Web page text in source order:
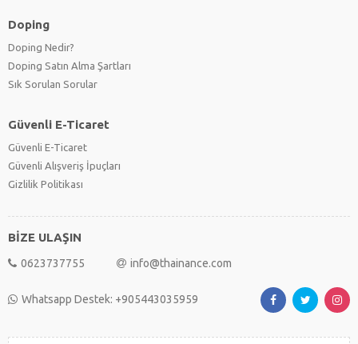
Doping
Doping Nedir?
Doping Satın Alma Şartları
Sık Sorulan Sorular
Güvenli E-Ticaret
Güvenli E-Ticaret
Güvenli Alışveriş İpuçları
Gizlilik Politikası
BİZE ULAŞIN
0623737755 info@thainance.com
Whatsapp Destek: +905443035959